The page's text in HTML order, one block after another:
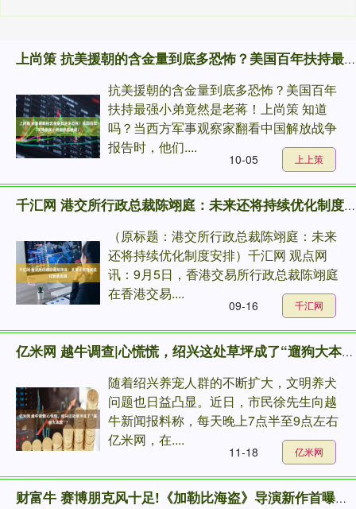
上尚策 抗美援朝的含金量到底多恐怖？美国百年扶持最强小弟竟然是老蒋！
抗美援朝的含金量到底多恐怖？美国百年
扶持最强小弟竟然是老蒋！上尚策 知道
吗？当西方军事观察家翻看中国解放战争
报告时，他们....
上上策
10-05
千汇网 港交所行政总裁陈翊庭：未来还将持续优化制度安排
（原标题：港交所行政总裁陈翊庭：未来
还将持续优化制度安排）千汇网 观点网
讯：9月5日，香港交易所行政总裁陈翊庭
在香港交易....
千汇网
09-16
亿米网 越牛调查|心慌慌，绍兴这处草坪成了“遛狗大本营”？
随着绍兴养宠人群的不断扩大，文明养犬
问题也日益凸显。近日，市民徐先生向越
牛新闻报料称，每天晚上7点半至9点左右
亿米网，在....
亿米网
11-18
财富牛 赛博朋克风十足!《加勒比海盗》导演新作首曝剧照